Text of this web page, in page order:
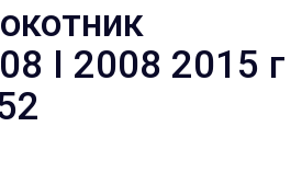
I 2008 2015 г